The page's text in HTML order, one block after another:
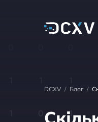
DCXV / Блог /